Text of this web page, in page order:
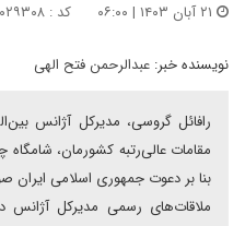
کد : ۲۰۲۹۳۰۸
نویسنده خبر: عبدالرحمن فتح الهی
رافائل گروسی، مدیر‌کل آژانس
مقامات عالی‌رتبه کشورمان،
بنا بر دعوت جمهوری اسلامی ایران
ملاقات‌های رسمی مدیر‌کل آژانس